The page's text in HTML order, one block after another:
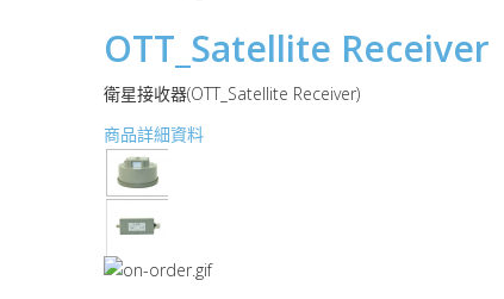
OTT_Satellite Receiver
衛星接收器(OTT_Satellite Receiver)
商品詳細資料